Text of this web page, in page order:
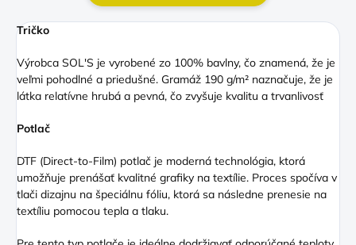
Tričko
Výrobca SOL'S je vyrobené zo 100% bavlny, čo znamená, že je
veľmi pohodlné a priedušné. Gramáž 190 g/m² naznačuje, že je
látka relatívne hrubá a pevná, čo zvyšuje kvalitu a trvanlivosť
Potlač
DTF (Direct-to-Film) potlač je moderná technológia, ktorá
umožňuje prenášať kvalitné grafiky na textílie. Proces spočíva v
tlači dizajnu na špeciálnu fóliu, ktorá sa následne prenesie na
textíliu pomocou tepla a tlaku.